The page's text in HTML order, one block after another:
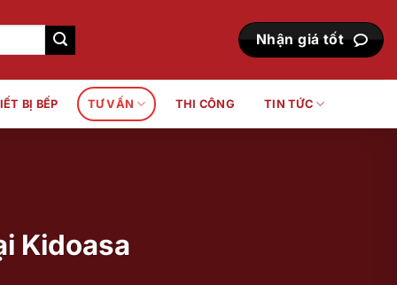
Nhận giá tốt
BỊ BẾP TƯ VẤN THI CÔNG TIN TỨC
Kidoasa